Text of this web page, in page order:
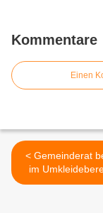
Kommentare
Einen
< Gemeinderat beschloss
im